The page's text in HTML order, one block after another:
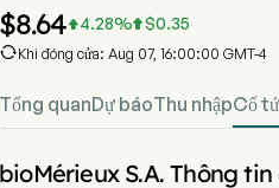
$8.644.28% $0.35
Khi đóng cửa: Aug 07, 16:00:00 GMT-4
Tổng quanDự báoThu nhậpCổ
bioMérieux S.A. Thông